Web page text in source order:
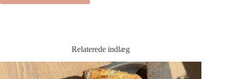
Relaterede indlæg